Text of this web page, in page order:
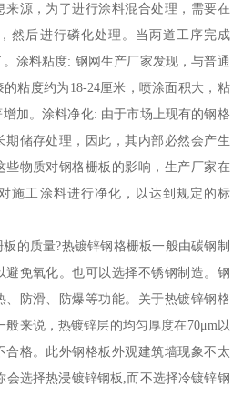
来源，为了进行涂料混合处理，需要在
然后进行磷化处理。当两道工序完成
涂料粘度: 钢网生产厂家发现，与普通
粘度约为18-24厘米，喷涂面积大，粘
加。涂料净化: 由于市场上现有的钢格
期储存处理，因此，其内部必然会产生
些物质对钢格栅板的影响，生产厂家在
施工涂料进行净化，以达到规定的标
的质量?热镀锌钢格栅板一般由碳钢制
避免氧化。也可以选择不锈钢制造。钢
、防滑、防爆等功能。关于热镀锌钢格
来说，热镀锌层的均匀厚度在70μm以
合格。此外钢格板外观建筑墙现象不太
会选择热浸镀锌钢板,而不选择冷镀锌钢